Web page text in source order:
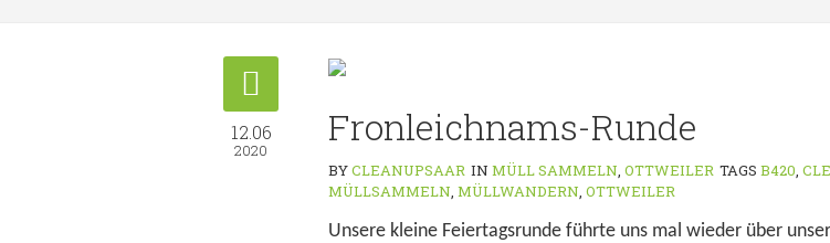
12.06
2020 Fronleichnams-Runde
BYCLEANUPSAAR IN MÜLL SAMMELN, OTTWEILER TAGS B420,
MÜLLSAMMELN, MÜLLWANDERN, OTTWEILER
Unsere kleine Feiertagsrunde führte uns mal wieder über